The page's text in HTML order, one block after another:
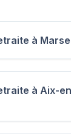
à
à Aix-